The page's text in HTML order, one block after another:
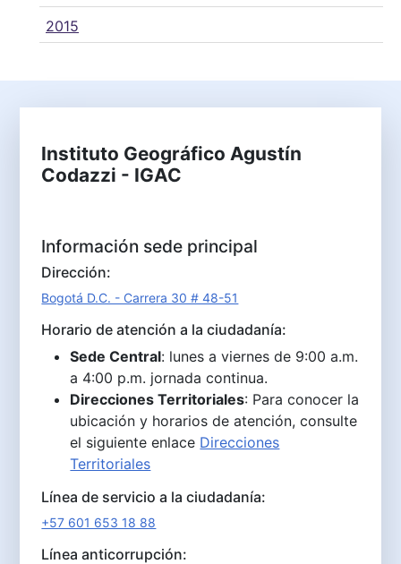
2015
Instituto Geográfico Agustín
Codazzi - IGAC
Información sede principal
Dirección:
Bogotá D.C. - Carrera 30 # 48-51
Horario de atención a la ciudadanía:
Sede Central: lunes a viernes de 9:00 a.m.
a 4:00 p.m. jornada continua.
Direcciones Territoriales: Para conocer la
ubicación y horarios de atención, consulte
el siguiente enlace Direcciones
Territoriales
Línea de servicio a la ciudadanía:
+57 601 653 18 88
Línea anticorrupción: